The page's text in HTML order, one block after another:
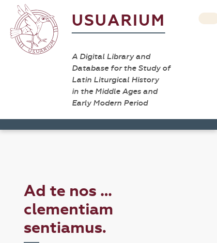
USUARIUM
A Digital Library and
Database for the Study of
Latin Liturgical History
in the Middle Ages and
Early Modern Period
Ad te nos ...
clementiam
sentiamus.